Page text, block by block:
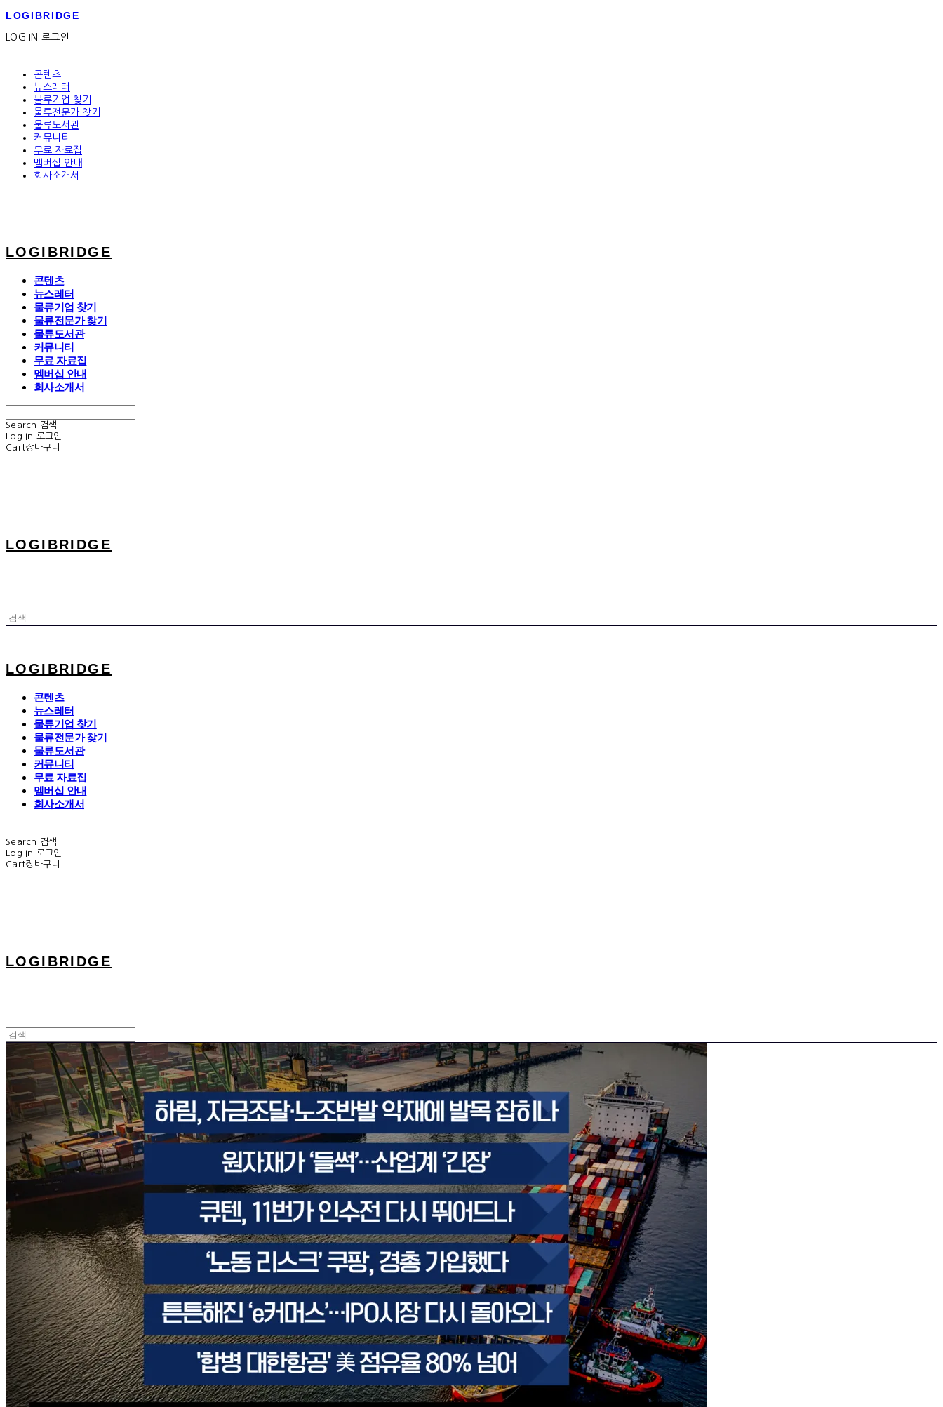
LOGIBRIDGE
LOG IN 로그인
콘텐츠
뉴스레터
물류기업 찾기
물류전문가 찾기
물류도서관
커뮤니티
무료 자료집
멤버십 안내
회사소개서
LOGIBRIDGE
콘텐츠
뉴스레터
물류기업 찾기
물류전문가 찾기
물류도서관
커뮤니티
무료 자료집
멤버십 안내
회사소개서
Search
검색
Log In 로그인
Cart장바구니
LOGIBRIDGE
LOGIBRIDGE
콘텐츠
뉴스레터
물류기업 찾기
물류전문가 찾기
물류도서관
커뮤니티
무료 자료집
멤버십 안내
회사소개서
Search
검색
Log In 로그인
Cart장바구니
LOGIBRIDGE